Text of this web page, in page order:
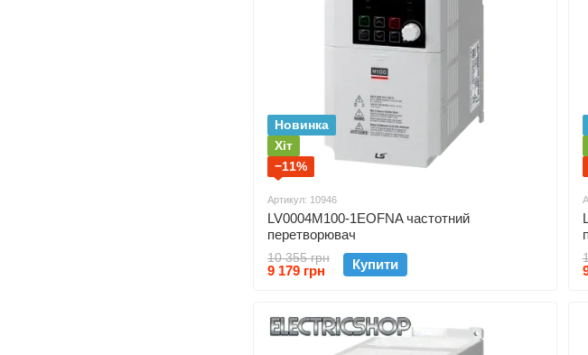
Новинка
Хіт
−11%
Артикул: 10946
LV0004M100-1EOFNA частотний
перетворювач
10 355 грн
9 179 грн Купити